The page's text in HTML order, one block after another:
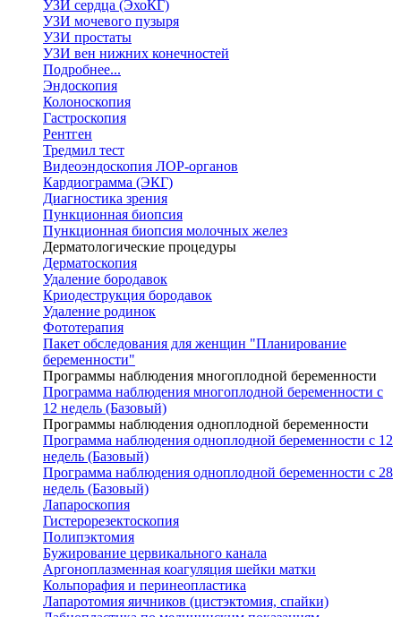
УЗИ сердца (ЭхоКГ)
УЗИ мочевого пузыря
УЗИ простаты
УЗИ вен нижних конечностей
Подробнее...
Эндоскопия
Колоноскопия
Гастроскопия
Рентген
Тредмил тест
Видеоэндоскопия ЛОР-органов
Кардиограмма (ЭКГ)
Диагностика зрения
Пункционная биопсия
Пункционная биопсия молочных желез
Дерматологические процедуры
Дерматоскопия
Удаление бородавок
Криодеструкция бородавок
Удаление родинок
Фототерапия
Пакет обследования для женщин "Планирование
беременности"
Программы наблюдения многоплодной беременности
Программа наблюдения многоплодной беременности с
12 недель (Базовый)
Программы наблюдения одноплодной беременности
Программа наблюдения одноплодной беременности с 12
недель (Базовый)
Программа наблюдения одноплодной беременности с 28
недель (Базовый)
Лапароскопия
Гистерорезектоскопия
Полипэктомия
Бужирование цервикального канала
Аргоноплазменная коагуляция шейки матки
Кольпорафия и перинеопластика
Лапаротомия яичников (цистэктомия, спайки)